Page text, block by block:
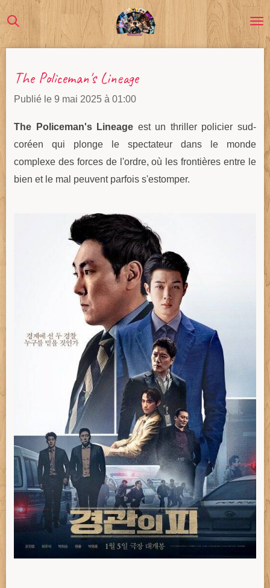
Passer
au
contenu
The Policeman's Lineage
Publié le 9 mai 2025 à 01:00
The Policeman's Lineage est un thriller policier sud-
coréen qui plonge le spectateur dans le monde
complexe des forces de l'ordre, où les frontières entre le
bien et le mal peuvent parfois s'estomper.